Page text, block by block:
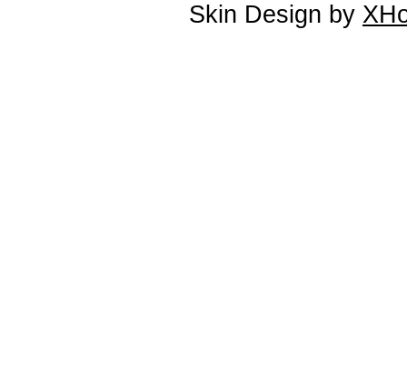
Skin Design by